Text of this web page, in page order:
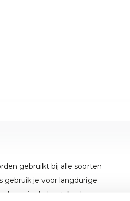
gebruikt bij alle soorten
gebruik je voor langdurige
in de houtskool en